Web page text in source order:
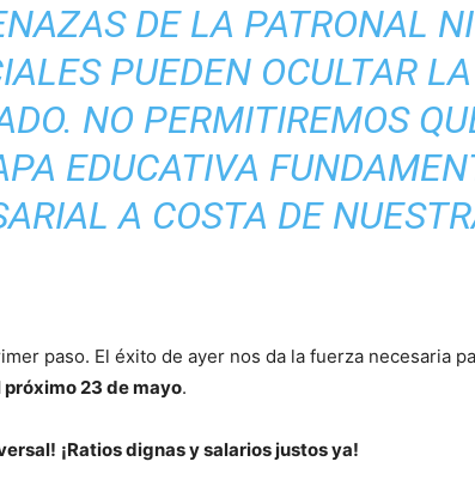
DE LA PATRONAL
PUEDEN OCULTAR
NO PERMITIREMOS
EDUCATIVA
A COSTA DE
paso. El éxito de ayer nos da la fuerza necesaria
23 de mayo.
¡Ratios dignas y salarios justos ya!